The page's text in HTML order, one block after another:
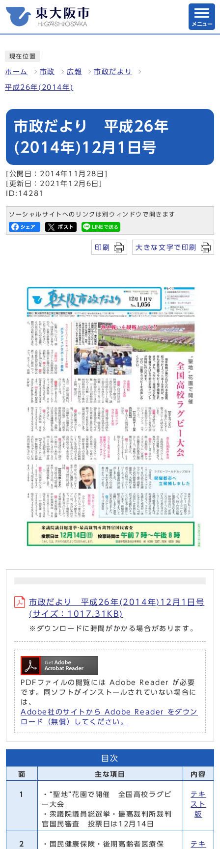
メニュー
現在位置
ホーム 市政 広報 市政だより
平成26年(2014年)
市政だより 平成26年
(2014年)12月1日号
[公開日：2014年11月28日]
[更新日：2021年12月6日]
ID:14281
ソーシャルサイトへのリンクは別ウィンドウで開きます
印刷 大きな文字で印刷
市政だより 平成26年(2014年)12月1日号
(サイズ：1017.31KB)
※ダウンロードに時間がかかる場合があります。
PDFファイルの閲覧には Adobe Reader が必要
です。同ソフトがインストールされていない場合に
は、
Adobe社のサイトから Adobe Reader をダウン
ロード（無償）してください。
目次
面 主な項目 内容
1
・“聖地”花園で開催 全国高校ラグビ
ー大会
・衆議院議員総選挙・最高裁判所裁判
官国民審査 投票日は12月14日
テキ
スト
版
2
・国民健康保険・後期高齢者医療保
テキ